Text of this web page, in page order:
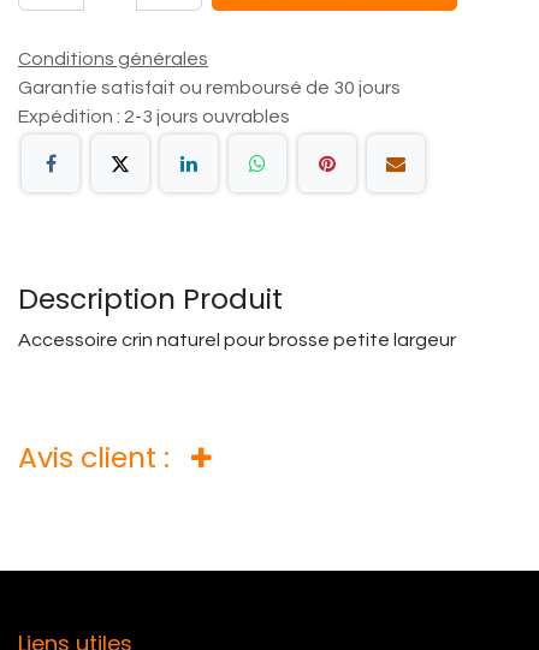
Conditions générales
Garantie satisfait ou remboursé de 30 jours
Expédition : 2-3 jours ouvrables
Description Produit
Accessoire crin naturel pour brosse petite largeur
Avis client :
Liens utiles